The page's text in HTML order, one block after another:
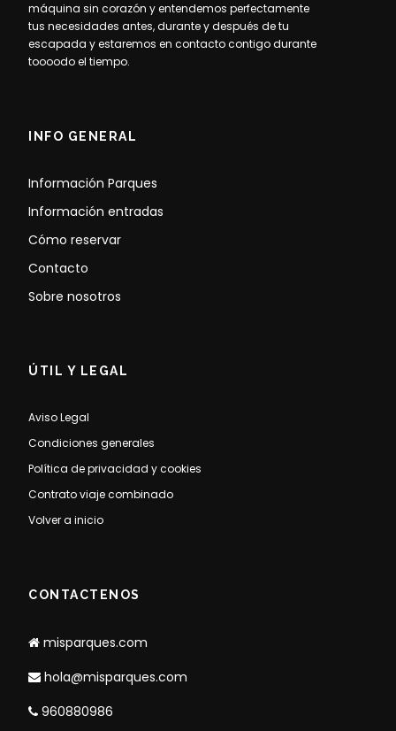
máquina sin corazón y entendemos perfectamente
tus necesidades antes, durante y después de tu
escapada y estaremos en contacto contigo durante
toooodo el tiempo.
INFO GENERAL
Información Parques
Información entradas
Cómo reservar
Contacto
Sobre nosotros
ÚTIL Y LEGAL
Aviso Legal
Condiciones generales
Política de privacidad y cookies
Contrato viaje combinado
Volver a inicio
CONTACTENOS
misparques.com
hola@misparques.com
960880986